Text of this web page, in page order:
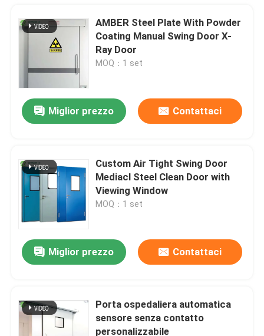
Casa
Circa noi
AMBER Steel Plate With Powder
Coating Manual Swing Door X-
Ray Door
MOQ：1 set
Miglior prezzo Contattaci
Custom Air Tight Swing Door
Mediacl Steel Clean Door with
Viewing Window
MOQ：1 set
Miglior prezzo Contattaci
Porta ospedaliera automatica
sensore senza contatto
personalizzabile